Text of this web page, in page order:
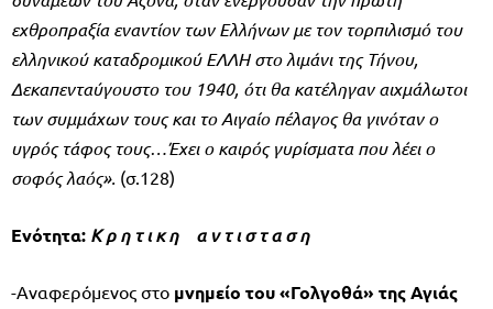
εχθροπραξία εναντίον των Ελλήνων με τον τορπιλισμό του
ελληνικού καταδρομικού ΕΛΛΗ στο λιμάνι της Τήνου,
Δεκαπενταύγουστο του 1940, ότι θα κατέληγαν αιχμάλωτοι
των συμμάχων τους και το Αιγαίο πέλαγος θα γινόταν ο
υγρός τάφος τους…Έχει ο καιρός γυρίσματα που λέει ο
σοφός λαός». (σ.128)
Ενότητα: Kρ η τ ι κ η α ν τ ι σ τ α σ η
-Αναφερόμενος στο μνημείο του «Γολγοθά» της Αγιάς